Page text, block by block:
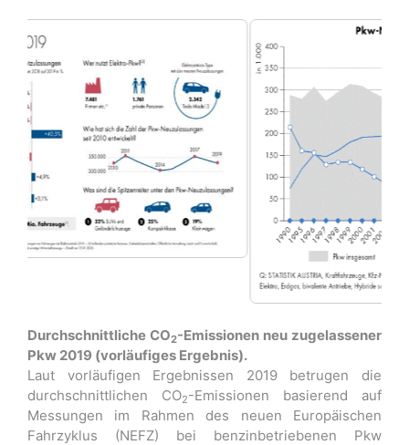
Durchschnittliche CO2-Emissionen neu zugelassener
Pkw 2019 (vorläufiges Ergebnis).
Laut vorläufigen Ergebnissen 2019 betrugen die
durchschnittlichen CO2-Emissionen basierend auf
Messungen im Rahmen des neuen Europäischen
Fahrzyklus (NEFZ) bei benzinbetriebenen Pkw